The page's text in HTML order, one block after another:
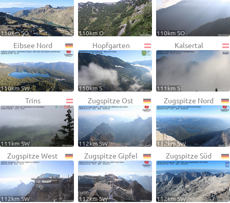
110km SO 110km O 110km SO
Eibsee Nord
110km SW
Hopfgarten
110km S
Kalsertal
111km S
Trins
111km SW
Zugspitze Ost
112km SW
Zugspitze Nord
112km SW
Zugspitze West
112km SW
Zugspitze Gipfel
112km SW
Zugspitze Süd
112km SW